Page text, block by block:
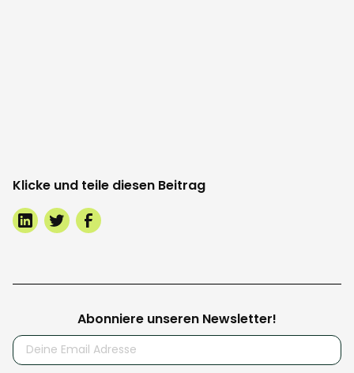
Abonniere unseren Newsletter!
Klicke und teile diesen Beitrag